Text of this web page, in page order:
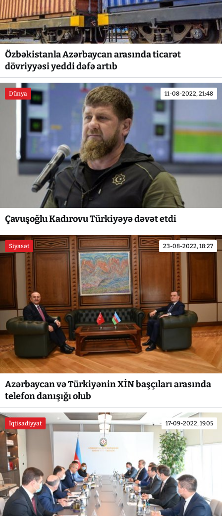
Özbəkistanla Azərbaycan arasında ticarət
dövriyyəsi yeddi dəfə artıb
Dünya 11-08-2022, 21:48
Çavuşoğlu Kadırovu Türkiyəyə dəvət etdi
Siyasət 23-08-2022, 18:27
Azərbaycan və Türkiyənin XİN başçıları arasında
telefon danışığı olub
İqtisadiyyat 17-09-2022, 19:05